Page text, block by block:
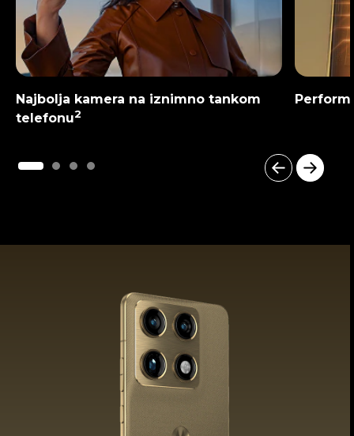
Najbolja kamera na iznimno tankom
telefonu2
1